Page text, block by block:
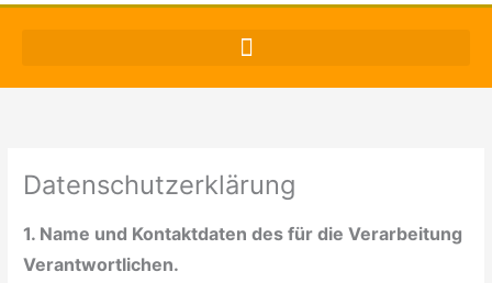
Datenschutzerklärung
1. Name und Kontaktdaten des für die Verarbeitung
Verantwortlichen.